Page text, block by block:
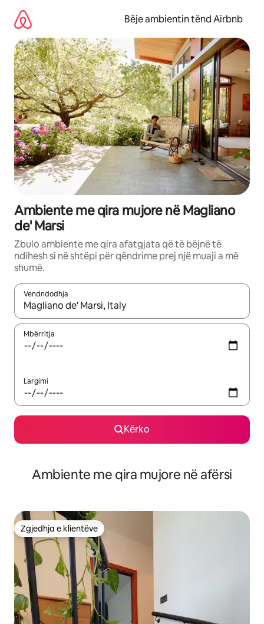
përmbajtja
Bëje ambientin tënd Airbnb
Ambiente me qira mujore në Magliano
de' Marsi
Zbulo ambiente me qira afatgjata që të bëjnë të
ndihesh si në shtëpi për qëndrime prej një muaji a më
shumë.
Vendndodhja
Kur rezultatet të jenë të disponueshme, lëviz me butonat e
Mbërritja
Largimi
Kërko
Ambiente me qira mujore në afërsi
Zgjedhja e klientëve
Zgjedhja e klientëve